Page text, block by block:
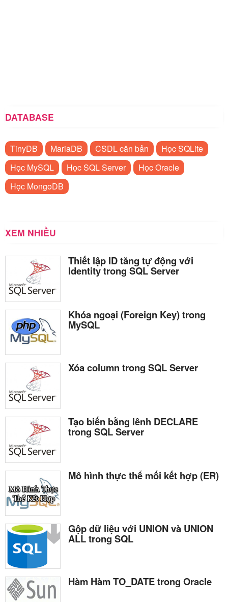
DATABASE
TinyDB MariaDB CSDL căn bản
Học SQLite
Học MySQL
Học SQL Server
Học Oracle
Học MongoDB
XEM NHIỀU
Thiết lập ID tăng tự động với
Identity trong SQL Server
Khóa ngoại (Foreign Key) trong
MySQL
Xóa column trong SQL Server
Tạo biến bằng lênh DECLARE
trong SQL Server
Mô hình thực thể mối kết hợp (ER)
Gộp dữ liệu với UNION và UNION
ALL trong SQL
Hàm Hàm TO_DATE trong Oracle